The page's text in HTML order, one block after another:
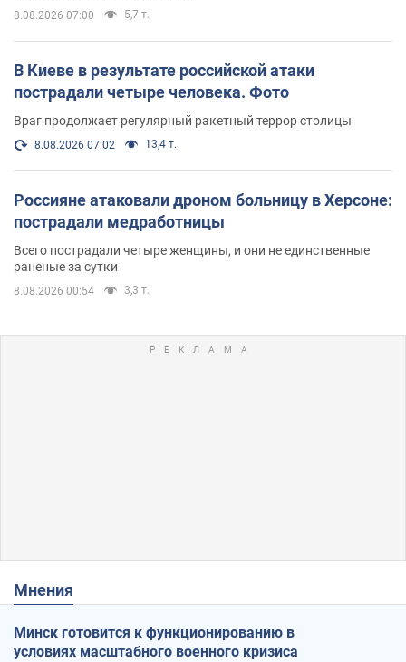
8.08.2026 07:00 5,7 т.
В Киеве в результате российской атаки
пострадали четыре человека. Фото
Враг продолжает регулярный ракетный террор столицы
8.08.2026 07:02 13,4 т.
Россияне атаковали дроном больницу в Херсоне:
пострадали медработницы
Всего пострадали четыре женщины, и они не единственные
раненые за сутки
8.08.2026 00:54 3,3 т.
Мнения
Минск готовится к функционированию в
условиях масштабного военного кризиса